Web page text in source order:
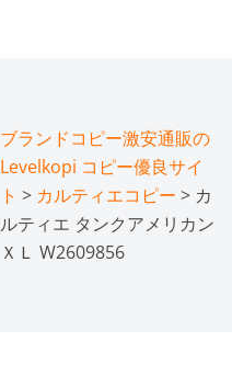
ブランドコピー激安通販の
Levelkopi コピー優良サイ
ト > カルティエコピー > カ
ルティエ タンクアメリカン
ＸＬ W2609856